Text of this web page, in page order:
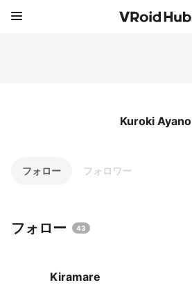
Kuroki Ayano
フォロー フォロワー
フォロー 43
Kiramare